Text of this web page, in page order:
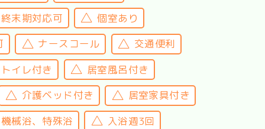
終末期対応可
個室あり
ナースコール
交通便利
イレ付き
居室風呂付き
介護ベッド付き
居室家具付き
機械浴、特殊浴
入浴週3回